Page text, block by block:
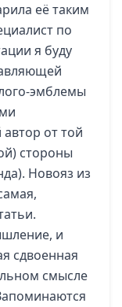
её таким
по
я буду
эмблемы
от той
стороны
Новояз из
и
сдвоенная
смысле